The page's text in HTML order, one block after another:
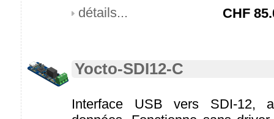
détails...
CHF
Yocto-SDI12-C
Interface USB vers SDI-12,